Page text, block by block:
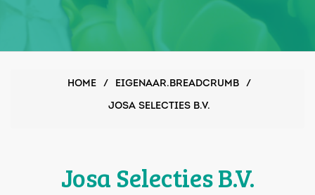
HOME / EIGENAAR.BREADCRUMB /
JOSA SELECTIES B.V.
Josa Selecties B.V.